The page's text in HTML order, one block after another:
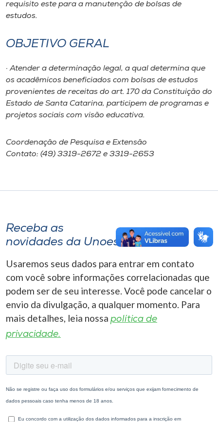
Unoesc
Selecione
A-
requisito este para a manutenção de bolsas de
estudos.
OBJETIVO GERAL
· Atender a determinação legal, a qual determina que
os acadêmicos beneficiados com bolsas de estudos
provenientes de receitas do art. 170 da Constituição do
Estado de Santa Catarina, participem de programas e
projetos sociais com visão educativa.
Coordenação de Pesquisa e Extensão
Contato: (49) 3319-2672 e 3319-2653
Receba as
novidades da Unoesc
Usaremos seus dados para entrar em contato
com você sobre informações correlacionadas que
podem ser de seu interesse. Você pode cancelar o
envio da divulgação, a qualquer momento. Para
mais detalhes, leia nossa política de
privacidade.